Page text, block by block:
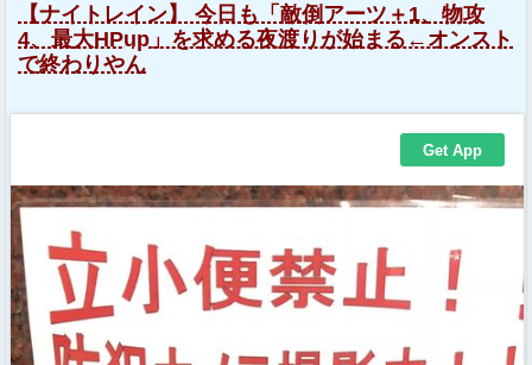
【ナイトレイン】 今日も「敵倒アーツ＋1、物攻
4、最大HPup」を求める夜渡りが始まる←オンスト
で終わりやん